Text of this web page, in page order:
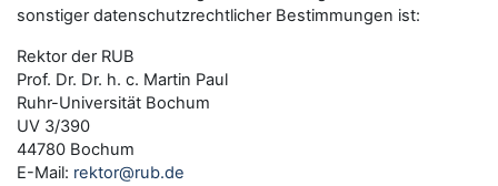
sonstiger datenschutzrechtlicher Bestimmungen ist:
Rektor der RUB
Prof. Dr. Dr. h. c. Martin Paul
Ruhr-Universität Bochum
UV 3/390
44780 Bochum
E-Mail: rektor@rub.de